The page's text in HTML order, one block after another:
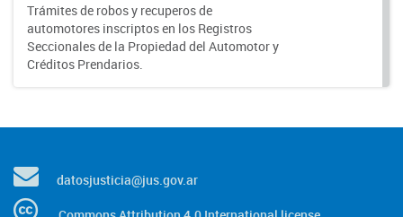
Trámites de robos y recuperos de
automotores inscriptos en los Registros
Seccionales de la Propiedad del Automotor y
Créditos Prendarios.
datosjusticia@jus.gov.ar